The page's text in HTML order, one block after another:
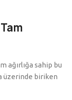
ağırlığa sahip bu
üzerinde biriken